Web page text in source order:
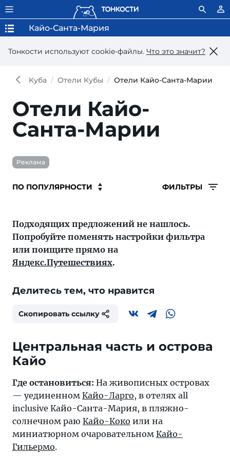
Тонкости используют сookie-файлы. Что это значит?
Кайо-Санта-Мария
Куба Отели Кубы Отели Кайо-Санта-Марии
Отели Кайо-
Санта-Марии
Реклама
ФИЛЬТРЫ
Подходящих предложений не нашлось.
Попробуйте поменять настройки фильтра
или поищите прямо на
Яндекс.Путешествиях.
Делитесь тем, что нравится
Скопировать ссылку
Центральная часть и острова
Кайо
Где остановиться: На живописных островах
— уединенном Кайо-Ларго, в отелях all
inclusive Кайо-Санта-Мария, в пляжно-
солнечном раю Кайо-Коко или на
миниатюрном очаровательном Кайо-
Гильермо.